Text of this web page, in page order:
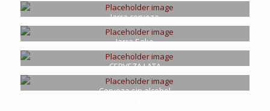
Jarra cerveza
€4.15
Jarra Sake
€6.95
CERVEZA LATA
€2.45
Cerveza sin alcohol